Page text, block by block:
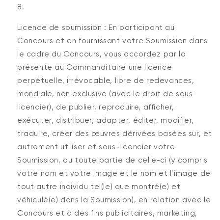
Licence de soumission : En participant au
Concours et en fournissant votre Soumission dans
le cadre du Concours, vous accordez par la
présente au Commanditaire une licence
perpétuelle, irrévocable, libre de redevances,
mondiale, non exclusive (avec le droit de sous-
licencier), de publier, reproduire, afficher,
exécuter, distribuer, adapter, éditer, modifier,
traduire, créer des œuvres dérivées basées sur, et
autrement utiliser et sous-licencier votre
Soumission, ou toute partie de celle-ci (y compris
votre nom et votre image et le nom et l’image de
tout autre individu tel(le) que montré(e) et
véhiculé(e) dans la Soumission), en relation avec le
Concours et à des fins publicitaires, marketing,